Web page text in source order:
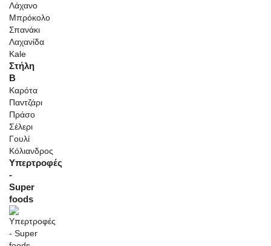
Λάχανο
Μπρόκολο
Σπανάκι
Λαχανίδα
Kale
Στήλη
Β
Καρότα
Παντζάρι
Πράσο
Σέλερι
Γουλί
Κόλιανδρος
Υπερτροφές
-
Super
foods